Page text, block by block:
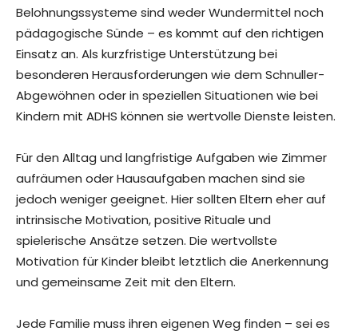
Belohnungssysteme sind weder Wundermittel noch
pädagogische Sünde – es kommt auf den richtigen
Einsatz an. Als kurzfristige Unterstützung bei
besonderen Herausforderungen wie dem Schnuller-
Abgewöhnen oder in speziellen Situationen wie bei
Kindern mit ADHS können sie wertvolle Dienste leisten.
Für den Alltag und langfristige Aufgaben wie Zimmer
aufräumen oder Hausaufgaben machen sind sie
jedoch weniger geeignet. Hier sollten Eltern eher auf
intrinsische Motivation, positive Rituale und
spielerische Ansätze setzen. Die wertvollste
Motivation für Kinder bleibt letztlich die Anerkennung
und gemeinsame Zeit mit den Eltern.
Jede Familie muss ihren eigenen Weg finden – sei es